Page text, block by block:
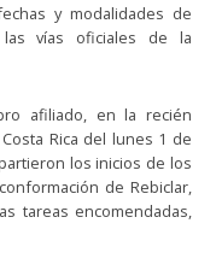
y modalidades de
las vías oficiales de la
afiliado, en la recién
Rica del lunes 1 de
los inicios de los
de Rebiclar,
tareas encomendadas,